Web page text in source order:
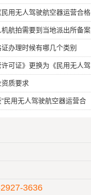
用无人驾驶航空器运营合格
航拍需要到当地派出所备案
办理时候有哪几个类别
许可证》更换为《民用无人驾
质要求
民用无人驾驶航空器运营合
3636